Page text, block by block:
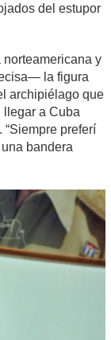
del estupor
y
la figura
archipiélago que
llegar a Cuba
preferí
bandera